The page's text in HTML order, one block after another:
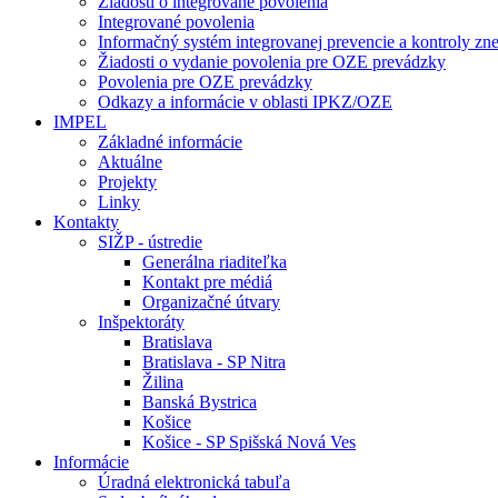
Integrované povolenia
Informačný systém integrovanej prevencie a kontroly
Žiadosti o vydanie povolenia pre OZE prevádzky
Povolenia pre OZE prevádzky
Odkazy a informácie v oblasti IPKZ/OZE
IMPEL
Základné informácie
Aktuálne
Projekty
Linky
Kontakty
SIŽP - ústredie
Generálna riaditeľka
Kontakt pre médiá
Organizačné útvary
Inšpektoráty
Bratislava
Bratislava - SP Nitra
Žilina
Banská Bystrica
Košice
Košice - SP Spišská Nová Ves
Informácie
Úradná elektronická tabuľa